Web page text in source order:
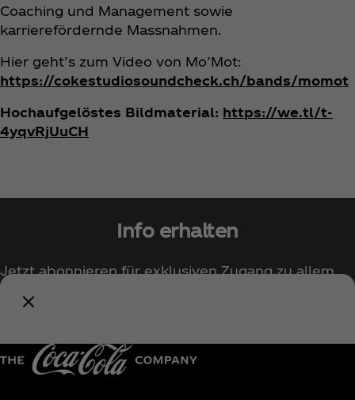
Coaching und Management sowie
karrierefördernde Massnahmen.
Hier geht’s zum Video von Mo’Mot:
https://cokestudiosoundcheck.ch/bands/momot
Hochaufgelöstes Bildmaterial: https://we.tl/t-
4yqvRjUuCH
Info erhalten
Jetzt abonnieren für exklusiven Zugang zu allem
rund um Coca‑Cola!